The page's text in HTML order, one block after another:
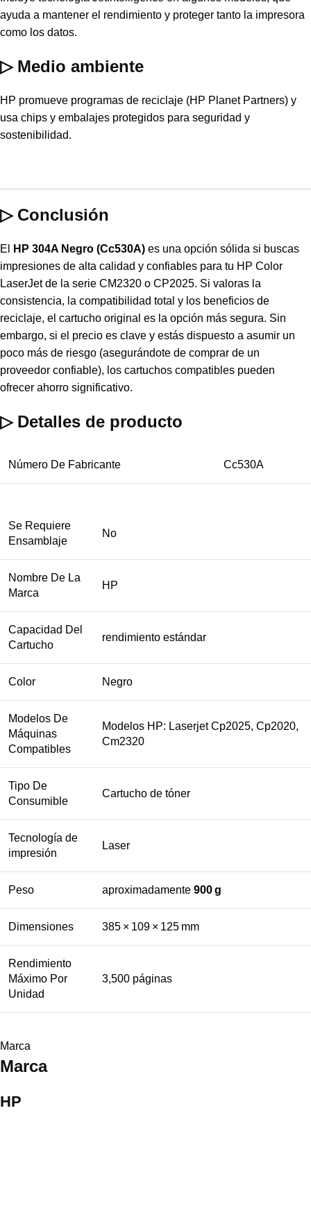
ayuda a mantener el rendimiento y proteger tanto la impresora
como los datos.
▷ Medio ambiente
HP promueve programas de reciclaje (HP Planet Partners) y
usa chips y embalajes protegidos para seguridad y
sostenibilidad.
▷ Conclusión
El HP 304A Negro (Cc530A) es una opción sólida si buscas
impresiones de alta calidad y confiables para tu HP Color
LaserJet de la serie CM2320 o CP2025. Si valoras la
consistencia, la compatibilidad total y los beneficios de
reciclaje, el cartucho original es la opción más segura. Sin
embargo, si el precio es clave y estás dispuesto a asumir un
poco más de riesgo (asegurándote de comprar de un
proveedor confiable), los cartuchos compatibles pueden
ofrecer ahorro significativo.
▷ Detalles de producto
Número De Fabricante Cc530A
Se Requiere
Ensamblaje
No
Nombre De La
Marca
HP
Capacidad Del
Cartucho
rendimiento estándar
Color Negro
Modelos De
Máquinas
Compatibles
Modelos HP: Laserjet Cp2025, Cp2020,
Cm2320
Tipo De
Consumible
Cartucho de tóner
Tecnología de
impresión
Laser
Peso aproximadamente 900 g
Dimensiones 385 × 109 × 125 mm
Rendimiento
Máximo Por
Unidad
3,500 páginas
Marca
Marca
HP